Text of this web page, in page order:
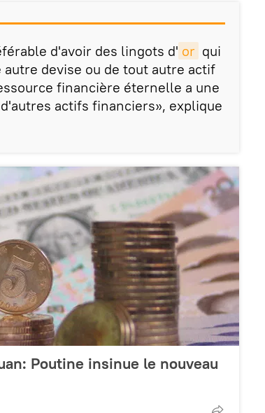
d'avoir des lingots d' or qui
devise ou de tout autre actif
financière éternelle a une
actifs financiers», explique
Poutine insinue le nouveau